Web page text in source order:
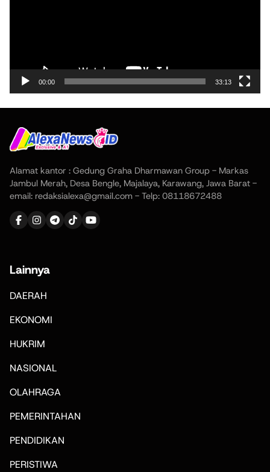
00:00 33:13
Alamat kantor : Gedung Graha Dharmawan Group - Markas
Jambul Merah, Desa Bengle, Majalaya, Karawang, Jawa Barat -
email: redaksialexa@gmail.com - Telp: 08118672488
Lainnya
DAERAH
EKONOMI
HUKRIM
NASIONAL
OLAHRAGA
PEMERINTAHAN
PENDIDIKAN
PERISTIWA